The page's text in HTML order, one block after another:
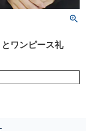
ワンピース礼